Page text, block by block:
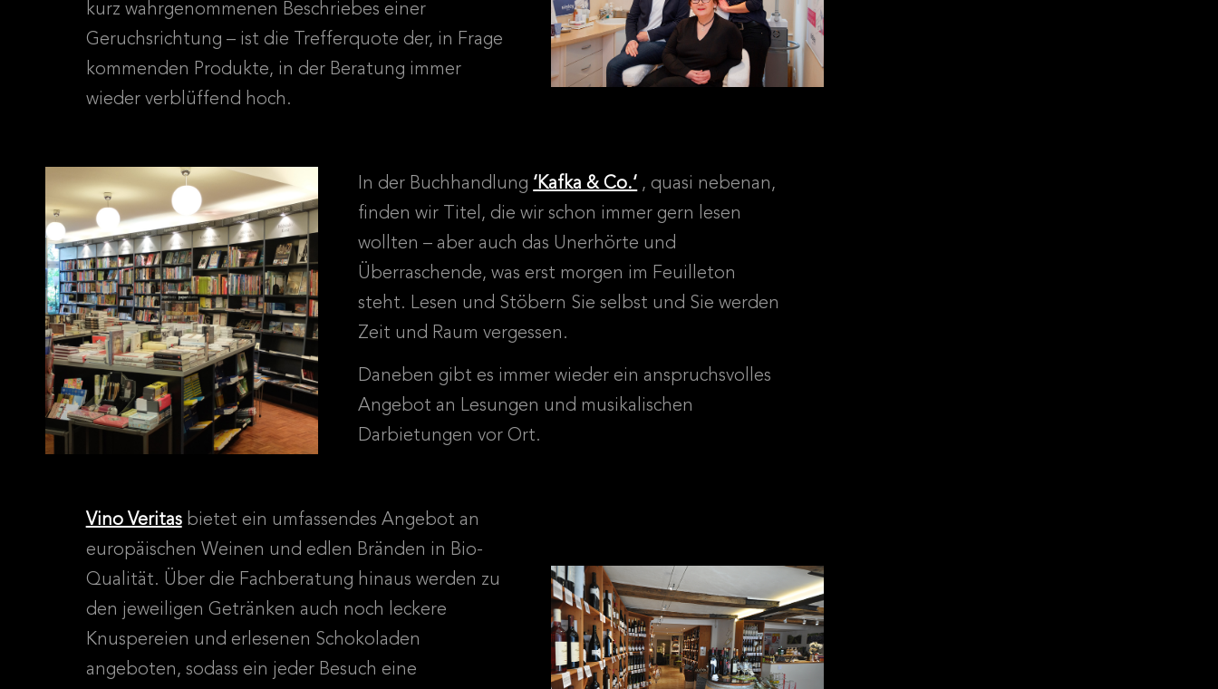
kurz wahrgenommenen Beschriebes einer
Geruchsrichtung – ist die Trefferquote der, in Frage
kommenden Produkte, in der Beratung immer
wieder verblüffend hoch.
In der Buchhandlung ‘Kafka & Co.‘ , quasi nebenan,
finden wir Titel, die wir schon immer gern lesen
wollten – aber auch das Unerhörte und
Überraschende, was erst morgen im Feuilleton
steht. Lesen und Stöbern Sie selbst und Sie werden
Zeit und Raum vergessen.
Daneben gibt es immer wieder ein anspruchsvolles
Angebot an Lesungen und musikalischen
Darbietungen vor Ort.
Vino Veritasbietet ein umfassendes Angebot an
europäischen Weinen und edlen Bränden in Bio-
Qualität. Über die Fachberatung hinaus werden zu
den jeweiligen Getränken auch noch leckere
Knuspereien und erlesenen Schokoladen
angeboten, sodass ein jeder Besuch eine